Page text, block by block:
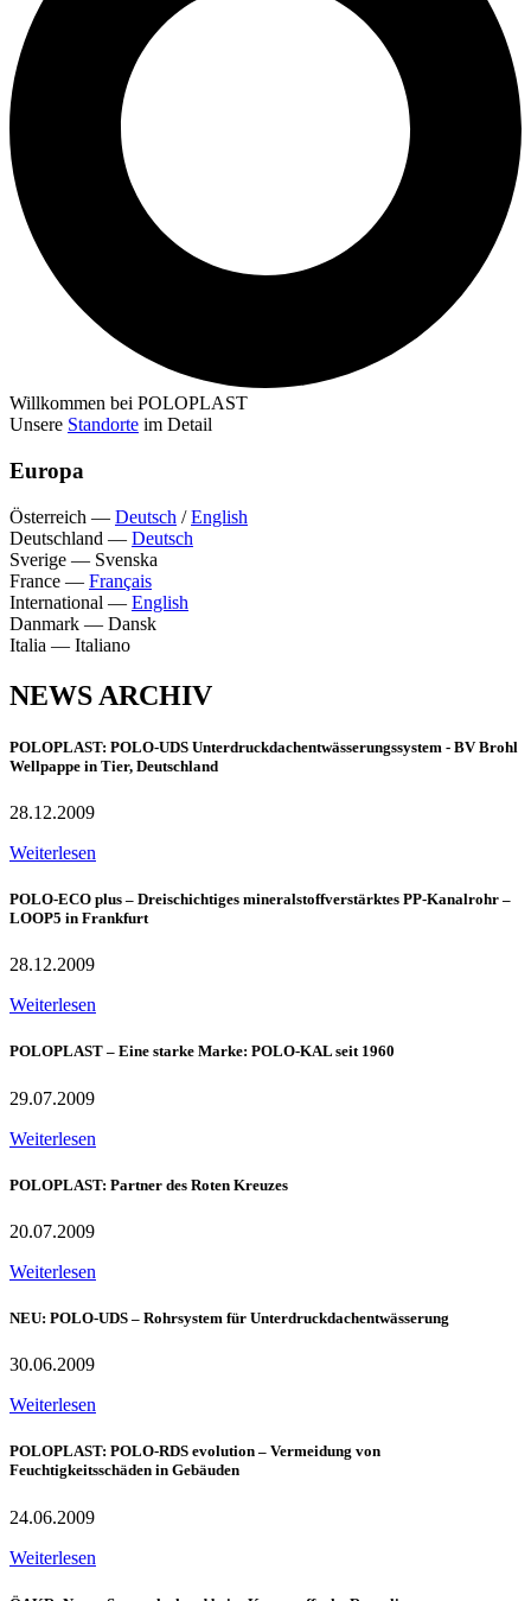
Willkommen bei POLOPLAST
Unsere Standorte im Detail
Europa
Österreich — Deutsch /English
Deutschland — Deutsch
Sverige — Svenska
France — Français
International — English
Danmark — Dansk
Italia — Italiano
NEWS ARCHIV
POLOPLAST: POLO-UDS Unterdruckdachentwässerungssystem - BV Brohl
Wellpappe in Tier, Deutschland
28.12.2009
Weiterlesen
POLO-ECO plus – Dreischichtiges mineralstoffverstärktes PP-Kanalrohr –
LOOP5 in Frankfurt
28.12.2009
Weiterlesen
POLOPLAST – Eine starke Marke: POLO-KAL seit 1960
29.07.2009
Weiterlesen
POLOPLAST: Partner des Roten Kreuzes
20.07.2009
Weiterlesen
NEU: POLO-UDS – Rohrsystem für Unterdruckdachentwässerung
30.06.2009
Weiterlesen
POLOPLAST: POLO-RDS evolution – Vermeidung von
Feuchtigkeitsschäden in Gebäuden
24.06.2009
Weiterlesen